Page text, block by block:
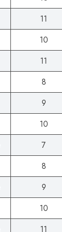
11
10
11
8
9
10
7
8
9
10
11